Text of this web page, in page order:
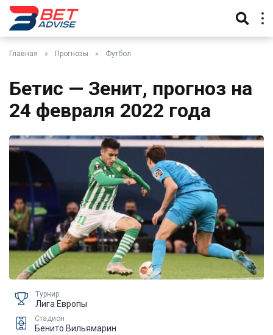
Главная » Прогнозы » Футбол
Бетис — Зенит, прогноз на
24 февраля 2022 года
Турнир
Лига Европы
Стадион
Бенито Вильямарин